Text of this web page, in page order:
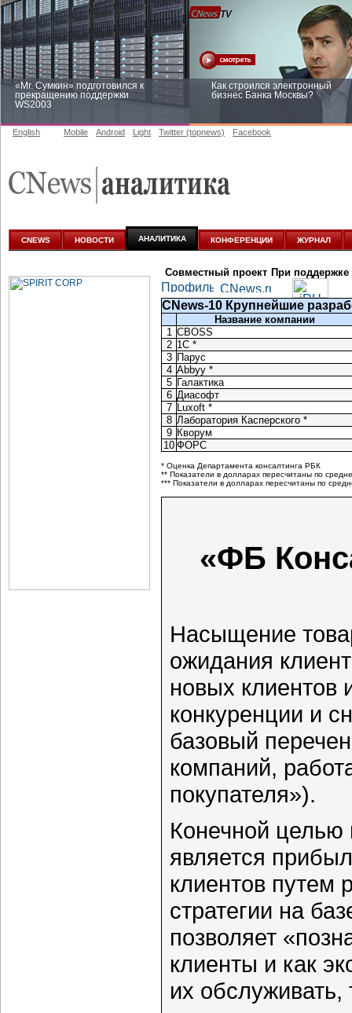
«Mr. Сумкин» подготовился к
прекращению поддержки
WS2003
Как строился электронный
бизнес Банка Москвы?
аналитике
English Mobile Android Light Twitter (topnews) Facebook
CNEWS НОВОСТИ АНАЛИТИКА КОНФЕРЕНЦИИ ЖУРНАЛ
Совместный проект При поддержке
CNews-10 Крупнейшие
Название компании
1 CBOSS
2 1С *
3 Парус
4 Abbyy *
5 Галактика
6 Диасофт
7 Luxoft *
8 Лаборатория Касперского *
9 Кворум
10 ФОРС
* Оценка Департамента консалтинга РБК
** Показатели в долларах пересчитаны по
*** Показатели в долларах пересчитаны по
«ФБ
Насыщение
ожидания
новых клиентов
конкуренции и
базовый
компаний,
покупателя»).
Конечной
является
клиентов путем
стратегии на
позволяет
клиенты и как
их обслуживать,